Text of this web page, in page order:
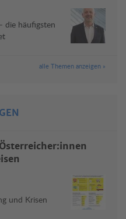
die häufigsten
alle Themen anzeigen »
und Krisen